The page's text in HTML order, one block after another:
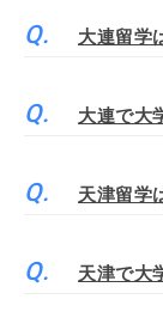
大連留学
大連で大
天津留学
天津で大